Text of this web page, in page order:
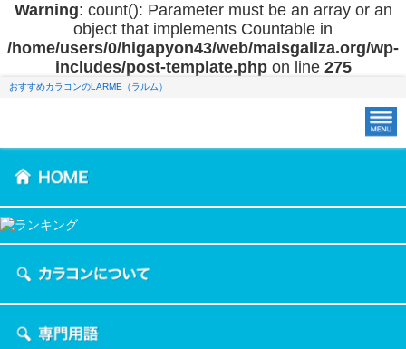
Warning: count(): Parameter must be an array or an
object that implements Countable in
/home/users/0/higapyon43/web/maisgaliza.org/wp-
includes/post-template.phpon line 275
おすすめカラコンのLARME（ラルム）